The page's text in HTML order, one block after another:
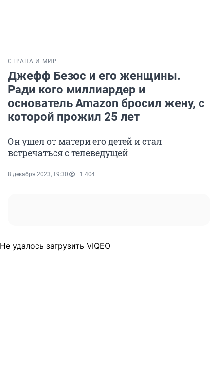
СТРАНА И МИР
Джефф Безос и его женщины.
Ради кого миллиардер и
основатель Amazon бросил жену, с
которой прожил 25 лет
Он ушел от матери его детей и стал
встречаться с телеведущей
8 декабря 2023, 19:30 1 404
Не удалось загрузить VIQEO